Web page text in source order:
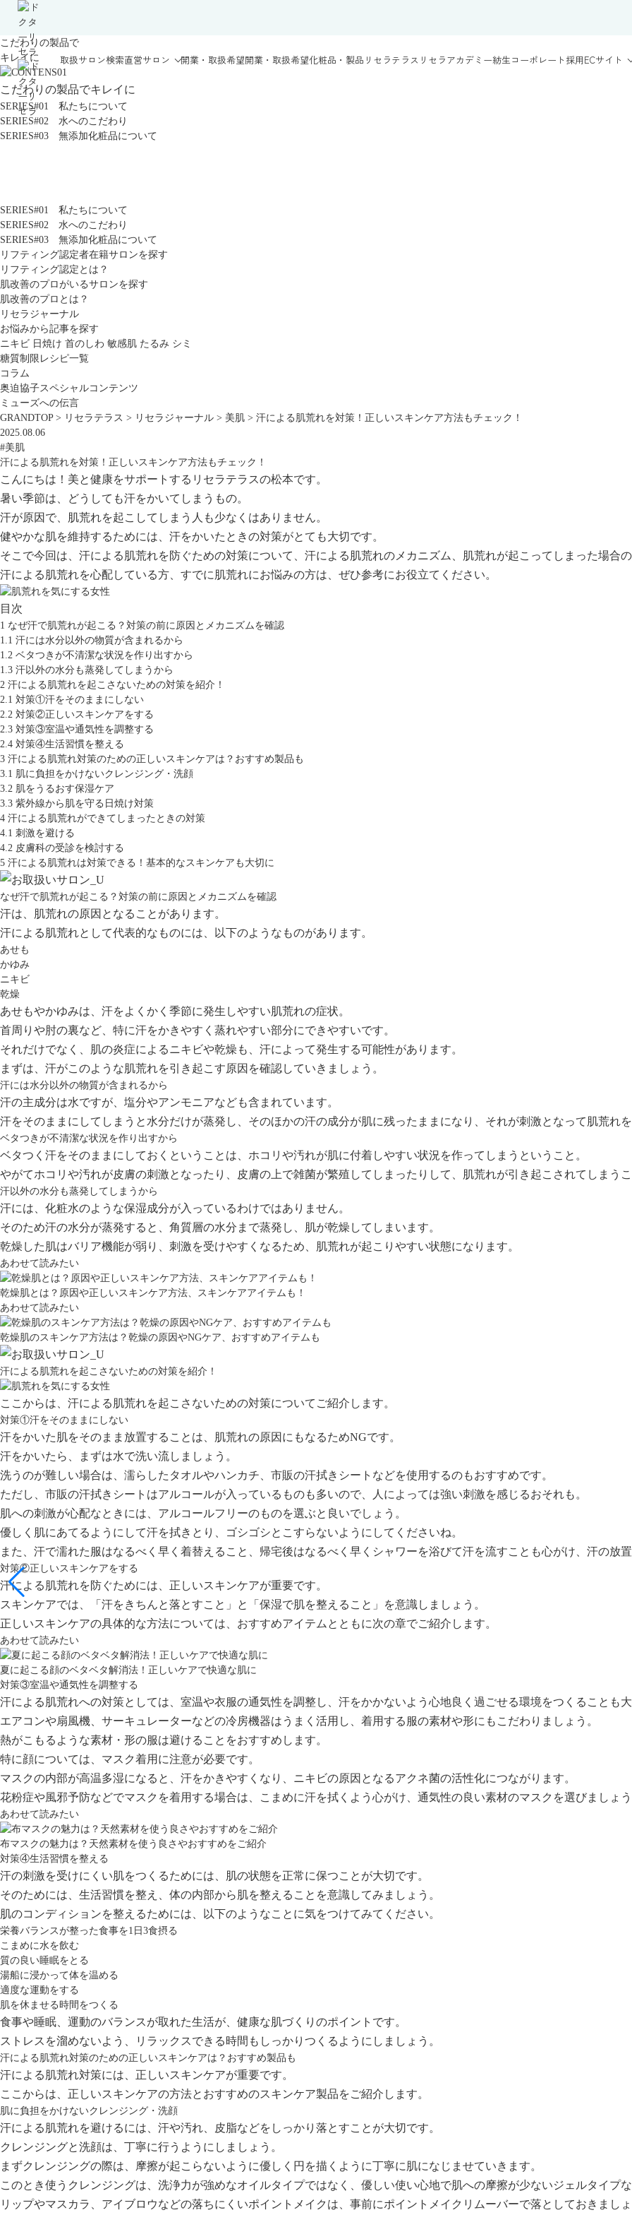
取扱サロン検索直営サロン 開業・取扱希望開業・取扱希望化粧品・製品 リセラテラス リセラアカデミー紡生コーポレート採用ECサイト
こだわりの製品で
キレイに
こだわりの製品でキレイに
SERIES#01 私たちについて
SERIES#02 水へのこだわり
SERIES#03 無添加化粧品について
SERIES#01 私たちについて
SERIES#02 水へのこだわり
SERIES#03 無添加化粧品について
リフティング認定者在籍サロンを探す
リフティング認定とは？
肌改善のプロがいるサロンを探す
肌改善のプロとは？
リセラジャーナル
お悩みから記事を探す
ニキビ 日焼け 首のしわ 敏感肌 たるみ シミ
糖質制限レシピ一覧
コラム
奥迫協子スペシャルコンテンツ
ミューズへの伝言
GRANDTOP> リセラテラス > リセラジャーナル > 美肌 > 汗による肌荒れを対策！正しいスキンケア方法もチェック！
2025.08.06
#美肌
汗による肌荒れを対策！正しいスキンケア方法もチェック！
こんにちは！美と健康をサポートするリセラテラスの松本です。
暑い季節は、どうしても汗をかいてしまうもの。
汗が原因で、肌荒れを起こしてしまう人も少なくはありません。
健やかな肌を維持するためには、汗をかいたときの対策がとても大切です。
そこで今回は、汗による肌荒れを防ぐための対策について、汗による肌荒れのメカニズム、肌荒れが起こってしまった場合
汗による肌荒れを心配している方、すでに肌荒れにお悩みの方は、ぜひ参考にお役立てください。
目次
1 なぜ汗で肌荒れが起こる？対策の前に原因とメカニズムを確認
1.1 汗には水分以外の物質が含まれるから
1.2 ベタつきが不清潔な状況を作り出すから
1.3 汗以外の水分も蒸発してしまうから
2 汗による肌荒れを起こさないための対策を紹介！
2.1 対策①汗をそのままにしない
2.2 対策②正しいスキンケアをする
2.3 対策③室温や通気性を調整する
2.4 対策④生活習慣を整える
3 汗による肌荒れ対策のための正しいスキンケアは？おすすめ製品も
3.1 肌に負担をかけないクレンジング・洗顔
3.2 肌をうるおす保湿ケア
3.3 紫外線から肌を守る日焼け対策
4 汗による肌荒れができてしまったときの対策
4.1 刺激を避ける
4.2 皮膚科の受診を検討する
5 汗による肌荒れは対策できる！基本的なスキンケアも大切に
なぜ汗で肌荒れが起こる？対策の前に原因とメカニズムを確認
汗は、肌荒れの原因となることがあります。
汗による肌荒れとして代表的なものには、以下のようなものがあります。
あせも
かゆみ
ニキビ
乾燥
あせもやかゆみは、汗をよくかく季節に発生しやすい肌荒れの症状。
首周りや肘の裏など、特に汗をかきやすく蒸れやすい部分にできやすいです。
それだけでなく、肌の炎症によるニキビや乾燥 も、汗によって発生する可能性があります。
まずは、汗がこのような肌荒れを引き起こす原因を確認していきましょう。
汗には水分以外の物質が含まれるから
汗の主成分は水ですが、塩分やアンモニアなども含まれています。
汗をそのままにしてしまうと水分だけが蒸発し、 そのほかの汗の成分が肌に残ったまま になり、それが刺激となって肌荒れ
ベタつきが不清潔な状況を作り出すから
ベタつく汗をそのままにしておくということは、 ホコリや汚れが肌に付着しやすい状況を作ってしまうということ。
やがてホコリや汚れが皮膚の刺激となったり、皮膚の上で雑菌が繁殖 してしまったりして、肌荒れが引き起こされてしまうこ
汗以外の水分も蒸発してしまうから
汗には、化粧水のような保湿成分が入っているわけではありません。
そのため汗の水分が蒸発すると、 角質層の水分まで蒸発 し、肌が乾燥してしまいます。
乾燥した肌はバリア機能が弱り、刺激を受けやすくなるため、肌荒れが起こりやすい状態になります。
あわせて読みたい
乾燥肌とは？原因や正しいスキンケア方法、スキンケアアイテムも！
あわせて読みたい
乾燥肌のスキンケア方法は？乾燥の原因やNGケア、おすすめアイテムも
汗による肌荒れを起こさないための対策を紹介！
ここからは、汗による肌荒れを起こさないための対策についてご紹介します。
対策①汗をそのままにしない
汗をかいた肌をそのまま放置することは、肌荒れの原因にもなるためNGです。
汗をかいたら、まずは水で洗い流しましょう。
洗うのが難しい場合は、 濡らしたタオルやハンカチ、市販の汗拭きシート などを使用するのもおすすめです。
ただし、市販の汗拭きシートはアルコールが入っているものも多いので、人によっては強い刺激を感じるおそれも。
肌への刺激が心配なときには、アルコールフリーのものを選ぶと良いでしょう。
優しく肌にあてる ようにして汗を拭きとり、ゴシゴシとこすらないようにしてくださいね。
また、汗で濡れた服はなるべく早く着替えること、帰宅後はなるべく早くシャワーを浴びて汗を流すことも心がけ、汗の放置
対策②正しいスキンケアをする
汗による肌荒れを防ぐためには、正しいスキンケアが重要です。
スキンケアでは、
「汗をきちんと落とすこと」 と 「保湿で肌を整えること」
を意識しましょう。
正しいスキンケアの具体的な方法については、おすすめアイテムとともに次の章でご紹介します。
あわせて読みたい
夏に起こる顔のベタベタ解消法！正しいケアで快適な肌に
対策③室温や通気性を調整する
汗による肌荒れへの対策としては、室温や衣服の通気性を調整し、 汗をかかないよう心地良く過ごせる環境をつくる ことも
エアコンや扇風機、サーキュレーターなどの冷房機器はうまく活用し、着用する服の素材や形にもこだわりましょう。
熱がこもるような素材・形の服は避けることをおすすめします。
特に顔については、 マスク着用に注意が必要です。
マスクの内部が高温多湿になると、汗をかきやすくなり、ニキビの原因となるアクネ菌の活性化につながります。
花粉症や風邪予防などでマスクを着用する場合は、
こまめに汗を拭く よう心がけ、 通気性の良い素材のマスク を選びましょう
あわせて読みたい
布マスクの魅力は？天然素材を使う良さやおすすめをご紹介
対策④生活習慣を整える
汗の刺激を受けにくい肌をつくるためには、 肌の状態を正常に保つことが大切です。
そのためには、生活習慣を整え、 体の内部から肌を整える ことを意識してみましょう。
肌のコンディションを整えるためには、以下のようなことに気をつけてみてください。
栄養バランスが整った食事を1日3食摂る
こまめに水を飲む
質の良い睡眠をとる
湯船に浸かって体を温める
適度な運動をする
肌を休ませる時間をつくる
食事や睡眠、運動のバランスが取れた生活が、健康な肌づくりのポイントです。
ストレスを溜めないよう、
リラックスできる時間 もしっかりつくるようにしましょう。
汗による肌荒れ対策のための正しいスキンケアは？おすすめ製品も
汗による肌荒れ対策には、正しいスキンケアが重要です。
ここからは、正しいスキンケアの方法とおすすめのスキンケア製品をご紹介します。
肌に負担をかけないクレンジング・洗顔
汗による肌荒れを避けるには、 汗や汚れ、皮脂などをしっかり落とすことが大切です。
クレンジングと洗顔は、丁寧に行うようにしましょう。
まずクレンジングの際は、摩擦が起こらないように優しく円を描くように丁寧に肌になじませていきます。
このとき使うクレンジングは、洗浄力が強めなオイルタイプではなく、優しい使い心地で肌への摩擦が少ないジェルタイプな
リップやマスカラ、アイブロウなどの落ちにくいポイントメイクは、 事前にポイントメイクリムーバーで落としておきましょ